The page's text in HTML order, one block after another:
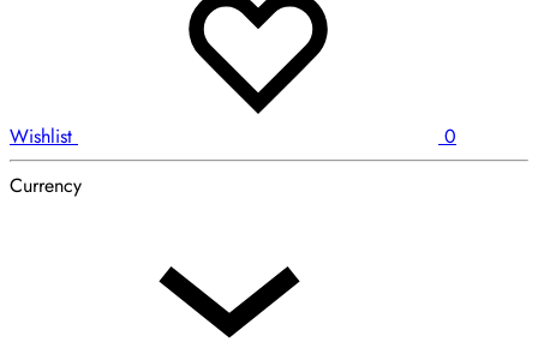
Wishlist
0
Currency